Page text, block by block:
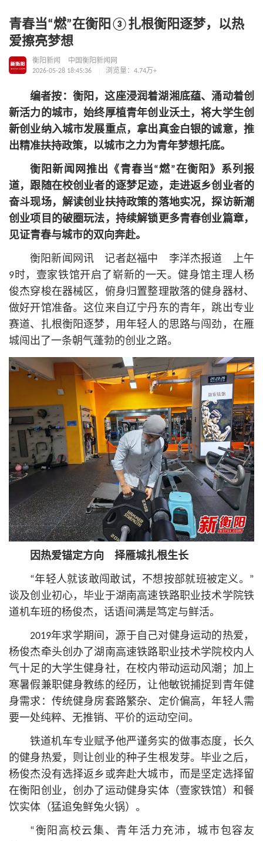
青春当“燃”在衡阳③扎根衡阳逐梦，以热
爱擦亮梦想
衡阳新闻
中国衡阳新闻网
2026-05-28 18:45:36
浏览量：4.74万+
编者按：衡阳，这座浸润着湖湘底蕴、涌动着创
新活力的城市，始终厚植青年创业沃土，将大学生创
新创业纳入城市发展重点，拿出真金白银的诚意，推
出精准扶持政策，以城市之力为青年梦想托底。
衡阳新闻网推出《青春当“燃”在衡阳》系列报
道，跟随在校创业者的逐梦足迹，走进返乡创业者的
奋斗现场，解读创业扶持政策的落地实况，探访新潮
创业项目的破圈玩法，持续解锁更多青春创业篇章，
见证青春与城市的双向奔赴。
衡阳新闻网讯 记者赵福中 李洋杰报道 上午
9时，壹家铁馆开启了崭新的一天。健身馆主理人杨
俊杰穿梭在器械区，俯身归置整理散落的健身器材、
做好开馆准备。这位来自辽宁丹东的青年，跳出专业
赛道、扎根衡阳逐梦，用年轻人的思路与闯劲，在雁
城闯出了一条朝气蓬勃的创业之路。
因热爱锚定方向 择雁城扎根生长
“年轻人就该敢闯敢试，不想按部就班被定义。”
谈及创业初心，毕业于湖南高速铁路职业技术学院铁
道机车班的杨俊杰，话语间满是笃定与鲜活。
2019年求学期间，源于自己对健身运动的热爱，
杨俊杰牵头创办了湖南高速铁路职业技术学院校内人
气十足的大学生健身社，在校内带动运动风潮；加上
寒暑假兼职健身教练的经历，让他敏锐捕捉到青年健
身需求：传统健身房套路繁杂、定价偏高，年轻人需
要一处纯粹、无推销、平价的运动空间。
铁道机车专业赋予他严谨务实的做事态度，长久
的健身热爱，则让创业的种子生根发芽。毕业之后，
杨俊杰没有选择返乡或奔赴大城市，而是坚定选择留
在衡阳创业，创办了运动健身实体（壹家铁馆）和餐
饮实体（猛追兔鲜兔火锅）。
“衡阳高校云集、青年活力充沛，城市包容友